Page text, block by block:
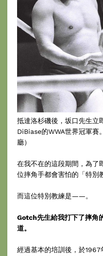
抵達洛杉磯後，坂口先生立
DiBiase的WWA世界冠軍賽
廳）
在我不在的這段期間，為了
位摔角手都會害怕的「特別
而這位特別教練是——。
Gotch先生給我打下了摔角
道。
經過基本的培訓後，於